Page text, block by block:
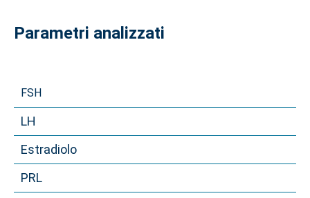
Parametri analizzati
FSH
LH
Estradiolo
PRL